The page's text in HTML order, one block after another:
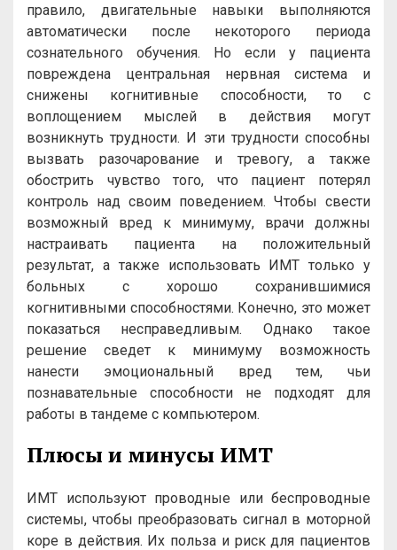
правило, двигательные навыки выполняются
автоматически после некоторого периода
сознательного обучения. Но если у пациента
повреждена центральная нервная система и
снижены когнитивные способности, то с
воплощением мыслей в действия могут
возникнуть трудности. И эти трудности способны
вызвать разочарование и тревогу, а также
обострить чувство того, что пациент потерял
контроль над своим поведением. Чтобы свести
возможный вред к минимуму, врачи должны
настраивать пациента на положительный
результат, а также использовать ИМТ только у
больных с хорошо сохранившимися
когнитивными способностями. Конечно, это может
показаться несправедливым. Однако такое
решение сведет к минимуму возможность
нанести эмоциональный вред тем, чьи
познавательные способности не подходят для
работы в тандеме с компьютером.
Плюсы и минусы ИМТ
ИМТ используют проводные или беспроводные
системы, чтобы преобразовать сигнал в моторной
коре в действия. Их польза и риск для пациентов